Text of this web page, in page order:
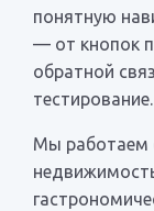
понятную
— от кнопок
обратной
тестирование.
Мы работаем